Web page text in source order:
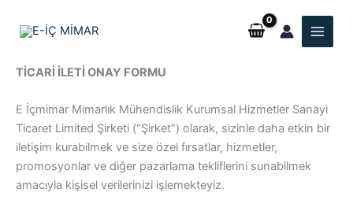
TİCARİ İLETİ ONAY FORMU
E İçmimar Mimarlık Mühendislik Kurumsal Hizmetler Sanayi
Ticaret Limited Şirketi (“Şirket”) olarak, sizinle daha etkin bir
iletişim kurabilmek ve size özel fırsatlar, hizmetler,
promosyonlar ve diğer pazarlama tekliflerini sunabilmek
amacıyla kişisel verilerinizi işlemekteyiz.